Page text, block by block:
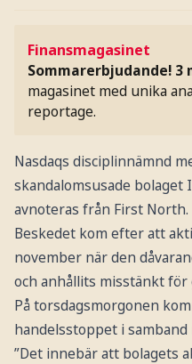
Finansmagasinet
Sommarerbjudande! 3
magasinet med unika
reportage.
Nasdaqs disciplinnämnd
skandalomsusade
avnoteras från First North.
Beskedet kom efter att
november när den
och anhållits misstänkt för
På torsdagsmorgonen
handelsstoppet i
”Det innebär att bolagets